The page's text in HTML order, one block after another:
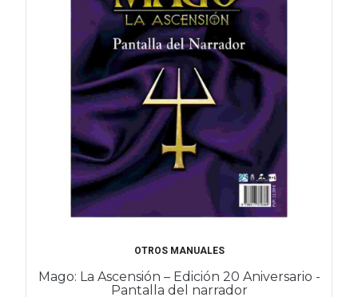
OTROS MANUALES
Mago: La Ascensión – Edición 20 Aniversario -
Pantalla del narrador